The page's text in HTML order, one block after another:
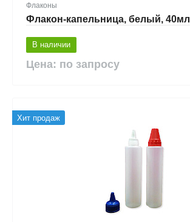
Флаконы
Флакон-капельница, белый, 40мл
В наличии
Цена: по запросу
Хит продаж